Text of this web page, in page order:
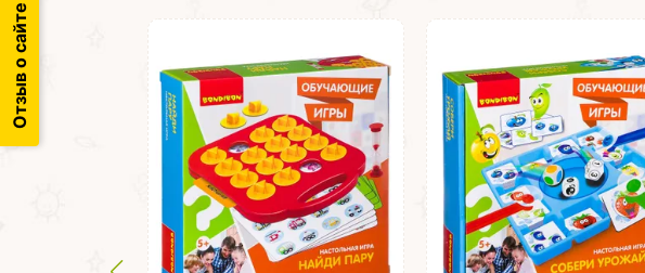
Отзыв о сайте